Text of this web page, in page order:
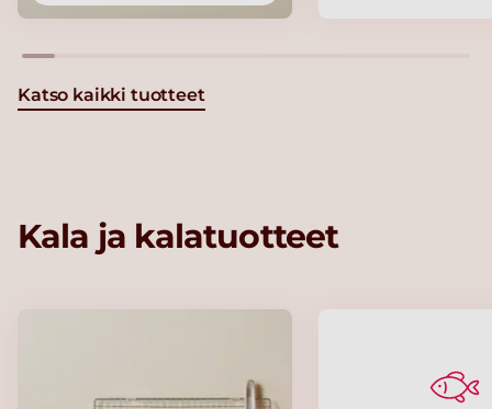
Katso kaikki tuotteet
Kala ja kalatuotteet